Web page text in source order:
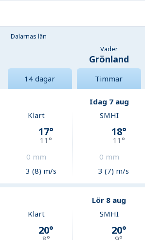
Dalarnas län
Väder
Grönland
14 dagar Timmar
Idag 7 aug
Klart
17°
11°
0 mm
3 (8) m/s
SMHI
18°
11 °
0 mm
3 (7) m/s
Lör 8 aug
Klart
20°
SMHI
20°